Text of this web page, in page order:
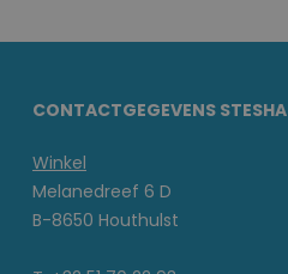
CONTACTGEGEVENS STESHA
Winkel
Melanedreef 6 D
B-8650 Houthulst